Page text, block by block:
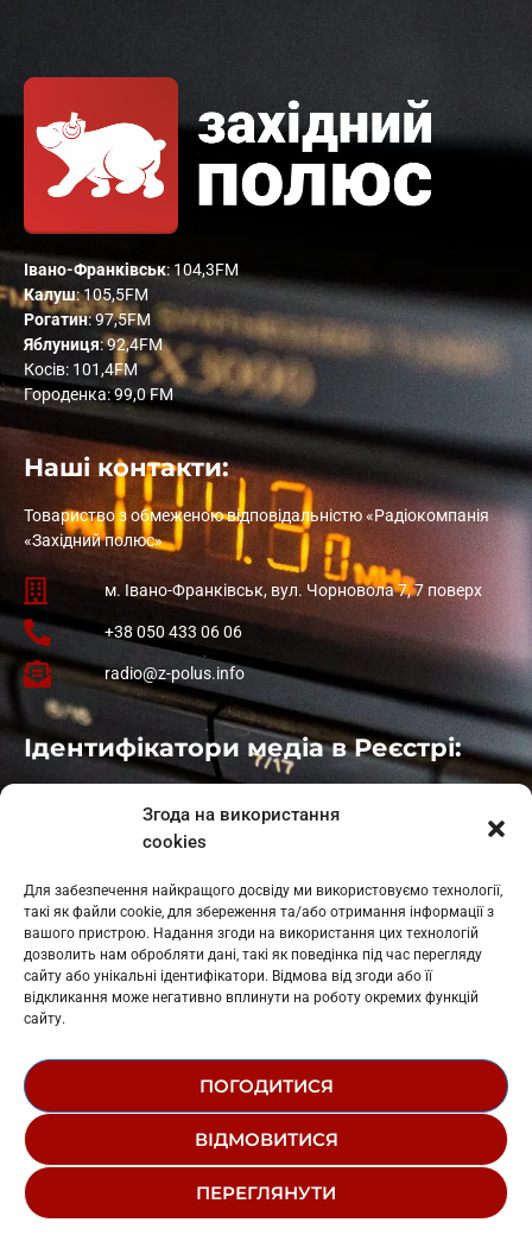
Згода на використання
cookies
Для забезпечення найкращого досвіду ми використовуємо технології,
такі як файли cookie, для збереження та/або отримання інформації з
вашого пристрою. Надання згоди на використання цих технологій
дозволить нам обробляти дані, такі як поведінка під час перегляду
сайту або унікальні ідентифікатори. Відмова від згоди або її
відкликання може негативно вплинути на роботу окремих функцій
сайту.
ПОГОДИТИСЯ
ВІДМОВИТИСЯ
ПЕРЕГЛЯНУТИ
Івано-Франківськ: 104,3FM
Калуш: 105,5FM
Рогатин: 97,5FM
Яблуниця: 92,4FM
Косів: 101,4FM
Городенка: 99,0 FM
Наші контакти:
Товариство з обмеженою відповідальністю «Радіокомпанія
«Західний полюс»
м. Івано-Франківськ, вул. Чорновола 7, 7 поверх
+38 050 433 06 06
radio@z-polus.info
Ідентифікатори медіа в Реєстрі:
: L11-01410
: L11-01801
Косів: L11-01805
Гарасимів: L11-02274
© 1995-2026 РК «ЗАХІДНИЙ ПОЛЮС»
РЕДАКЦІЙНИЙ СТАТУТ
СТРУКТУРА ВЛАСНОСТІ